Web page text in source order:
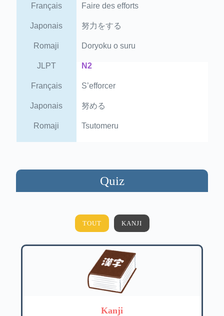
Français Faire des efforts
Japonais 努力をする
Romaji Doryoku o suru
JLPT N2
Français S’efforcer
Japonais 努める
Romaji Tsutomeru
Quiz
TOUT KANJI
Kanji